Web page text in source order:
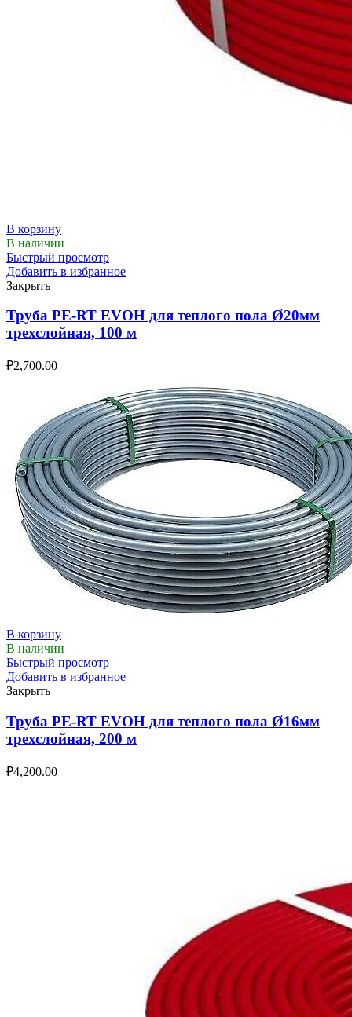
В корзину
В наличии
Быстрый просмотр
Добавить в избранное
Закрыть
Труба PE-RT EVOH для теплого пола Ø20мм
трехслойная, 100 м
₽2,700.00
В корзину
В наличии
Быстрый просмотр
Добавить в избранное
Закрыть
Труба PE-RT EVOH для теплого пола Ø16мм
трехслойная, 200 м
₽4,200.00